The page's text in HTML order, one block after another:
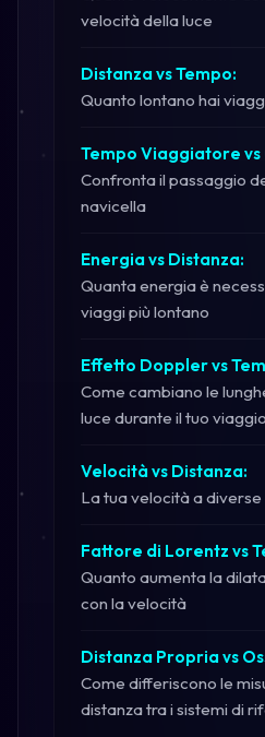
velocità della luce
Distanza vs Tempo:
Quanto lontano hai
Tempo Viaggiatore
Confronta il passaggio
navicella
Energia vs Distanza:
Quanta energia è
viaggi più lontano
Effetto Doppler vs
Come cambiano le
luce durante il tuo viaggio
Velocità vs Distanza:
La tua velocità a diverse
Fattore di Lorentz vs
Quanto aumenta la
con la velocità
Distanza Propria vs
Come differiscono le
distanza tra i sistemi di